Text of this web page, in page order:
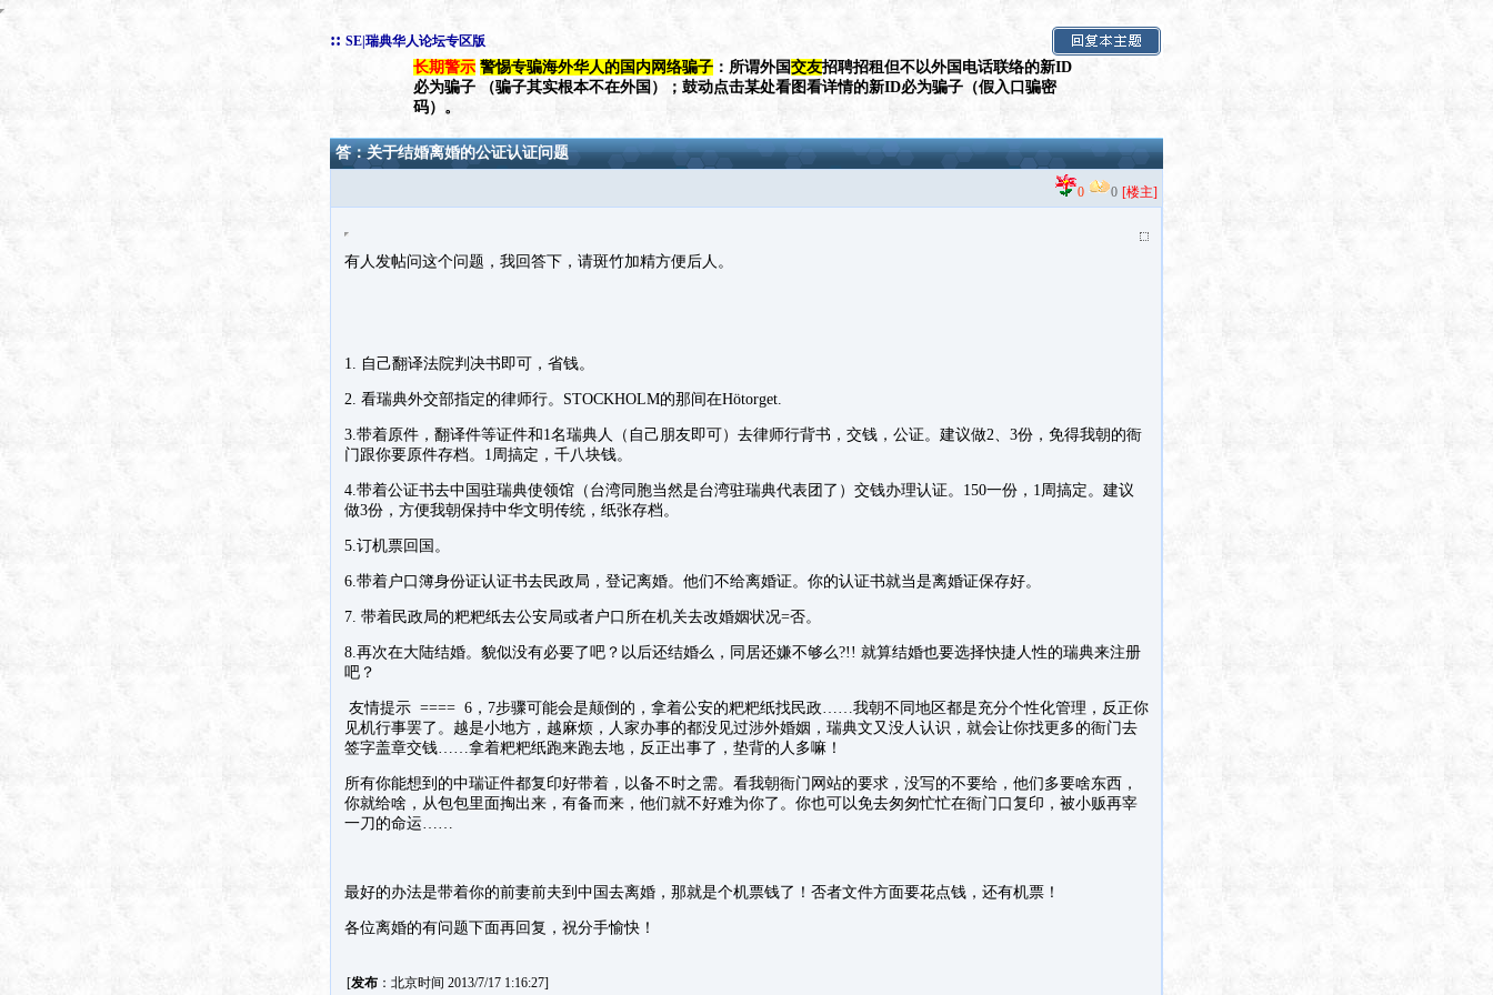
:: SE|瑞典华人论坛专区版
长期警示 警惕专骗海外华人的国内网络骗子 ：所谓外国交友招聘招租但不以外国电话联络的新ID
必为骗子 （骗子其实根本不在外国）；鼓动点击某处看图看详情的新ID必为骗子（假入口骗密
码）。
答：关于结婚离婚的公证认证问题
0 0 [楼主]
有人发帖问这个问题，我回答下，请斑竹加精方便后人。
1. 自己翻译法院判决书即可，省钱。
2. 看瑞典外交部指定的律师行。STOCKHOLM的那间在Hötorget.
3.带着原件，翻译件等证件和1名瑞典人（自己朋友即可）去律师行背书，交钱，公证。建议做2、3份，免得我朝的衙
门跟你要原件存档。1周搞定，千八块钱。
4.带着公证书去中国驻瑞典使领馆（台湾同胞当然是台湾驻瑞典代表团了）交钱办理认证。150一份，1周搞定。建议
做3份，方便我朝保持中华文明传统，纸张存档。
5.订机票回国。
6.带着户口簿身份证认证书去民政局，登记离婚。他们不给离婚证。你的认证书就当是离婚证保存好。
7. 带着民政局的粑粑纸去公安局或者户口所在机关去改婚姻状况=否。
8.再次在大陆结婚。貌似没有必要了吧？以后还结婚么，同居还嫌不够么?!! 就算结婚也要选择快捷人性的瑞典来注册
吧？
友情提示 ==== 6，7步骤可能会是颠倒的，拿着公安的粑粑纸找民政……我朝不同地区都是充分个性化管理，反正你
见机行事罢了。越是小地方，越麻烦，人家办事的都没见过涉外婚姻，瑞典文又没人认识，就会让你找更多的衙门去
签字盖章交钱……拿着粑粑纸跑来跑去地，反正出事了，垫背的人多嘛！
所有你能想到的中瑞证件都复印好带着，以备不时之需。看我朝衙门网站的要求，没写的不要给，他们多要啥东西，
你就给啥，从包包里面掏出来，有备而来，他们就不好难为你了。你也可以免去匆匆忙忙在衙门口复印，被小贩再宰
一刀的命运……
最好的办法是带着你的前妻前夫到中国去离婚，那就是个机票钱了！否者文件方面要花点钱，还有机票！
各位离婚的有问题下面再回复，祝分手愉快！
[发布：北京时间 2013/7/17 1:16:27]